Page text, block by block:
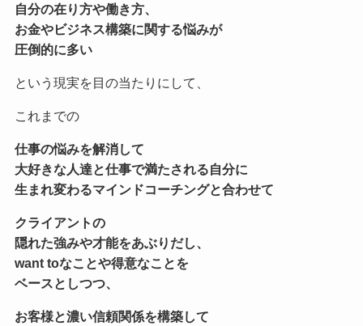
自分の在り方や働き方、
お金やビジネス構築に関する悩みが
圧倒的に多い
という現実を目の当たりにして、
これまでの
仕事の悩みを解消して
大好きな人達と仕事で満たされる自分に
生まれ変わるマインドコーチングと合わせて
クライアントの
隠れた強みや才能をあぶりだし、
want toなことや得意なことを
ベースとしつつ、
お客様と濃い信頼関係を構築して